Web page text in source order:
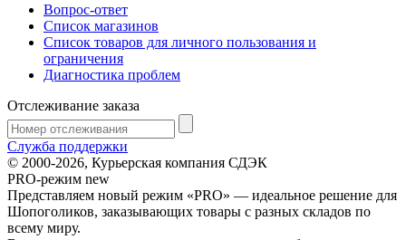
Вопрос-ответ
Список магазинов
Список товаров для личного пользования и
ограничения
Диагностика проблем
Отслеживание заказа
Служба поддержки
© 2000-2026, Курьерская компания СДЭК
PRO-режим new
Представляем новый режим «PRO» — идеальное решение для
Шопоголиков, заказывающих товары с разных складов по
всему миру.